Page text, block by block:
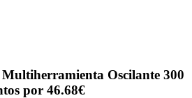
Oscilante 300
por 46.68€